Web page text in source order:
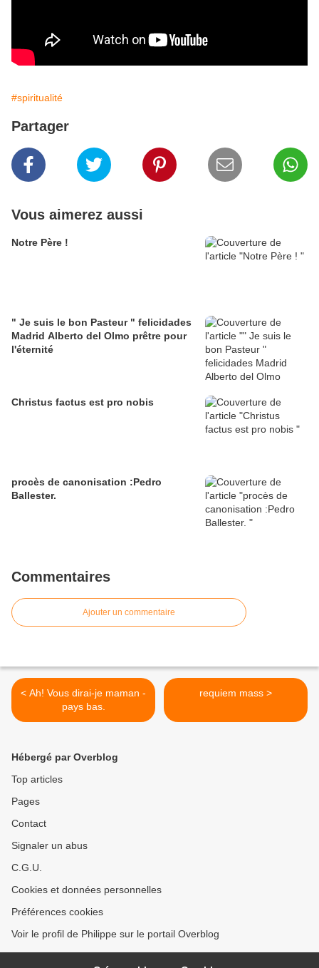
#spiritualité
Partager
Vous aimerez aussi
Notre Père !
" Je suis le bon Pasteur " felicidades
Madrid Alberto del Olmo prêtre pour
l'éternité
Christus factus est pro nobis
procès de canonisation :Pedro
Ballester.
Commentaires
Ajouter un commentaire
< Ah! Vous dirai-je maman -
pays bas.
requiem mass >
Hébergé par Overblog
Top articles
Pages
Contact
Signaler un abus
C.G.U.
Cookies et données personnelles
Préférences cookies
Voir le profil de Philippe sur le portail Overblog